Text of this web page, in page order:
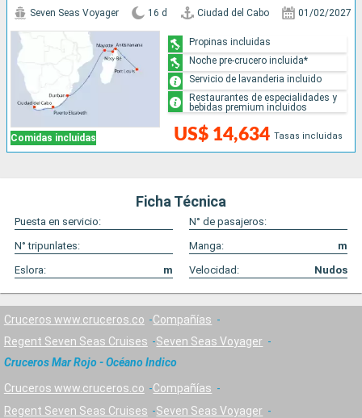
Comidas incluidas
Seven Seas Voyager 16 d Ciudad del Cabo 01/02/2027
US$ 14,634 Tasas incluidas
Propinas incluidas
Noche pre-crucero incluida*
Servicio de lavanderia incluido
Restaurantes de especialidades y
bebidas premium incluidos
Ficha Técnica
Puesta en servicio:
N° de pasajeros:
N° tripunlates:
Manga:
m
Eslora:
m Velocidad: Nudos
Cruceros www.cruceros.co
Compañías
Regent Seven Seas Cruises
Seven Seas Voyager
Cruceros Mar Rojo - Océano Indico
Cruceros www.cruceros.co
Compañías
Regent Seven Seas Cruises
Seven Seas Voyager